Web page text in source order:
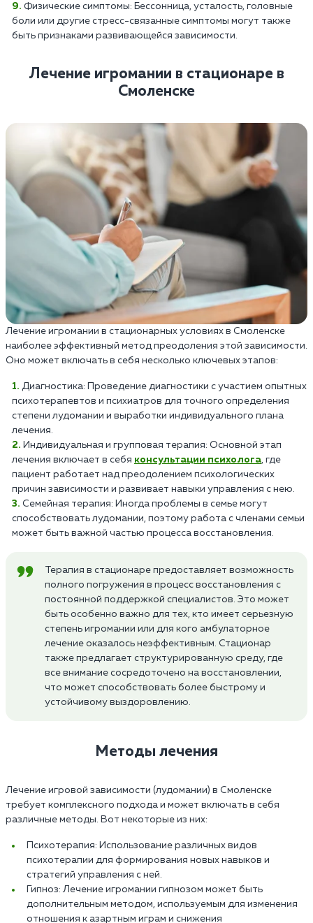
Физические симптомы: Бессонница, усталость, головные
боли или другие стресс-связанные симптомы могут также
быть признаками развивающейся зависимости.
Лечение игромании в стационаре в
Смоленске
Лечение игромании в стационарных условиях в Смоленске
наиболее эффективный метод преодоления этой зависимости.
Оно может включать в себя несколько ключевых этапов:
Диагностика: Проведение диагностики с участием опытных
психотерапевтов и психиатров для точного определения
степени лудомании и выработки индивидуального плана
лечения.
Индивидуальная и групповая терапия: Основной этап
лечения включает в себя консультации психолога, где
пациент работает над преодолением психологических
причин зависимости и развивает навыки управления с нею.
Семейная терапия: Иногда проблемы в семье могут
способствовать лудомании, поэтому работа с членами семьи
может быть важной частью процесса восстановления.
Терапия в стационаре предоставляет возможность
полного погружения в процесс восстановления с
постоянной поддержкой специалистов. Это может
быть особенно важно для тех, кто имеет серьезную
степень игромании или для кого амбулаторное
лечение оказалось неэффективным. Стационар
также предлагает структурированную среду, где
все внимание сосредоточено на восстановлении,
что может способствовать более быстрому и
устойчивому выздоровлению.
Методы лечения
Лечение игровой зависимости (лудомании) в Смоленске
требует комплексного подхода и может включать в себя
различные методы. Вот некоторые из них:
Психотерапия: Использование различных видов
психотерапии для формирования новых навыков и
стратегий управления с ней.
Гипноз: Лечение игромании гипнозом может быть
дополнительным методом, используемым для изменения
отношения к азартным играм и снижения